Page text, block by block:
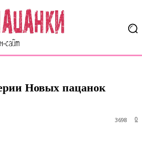
Новых пацанок
0
3698